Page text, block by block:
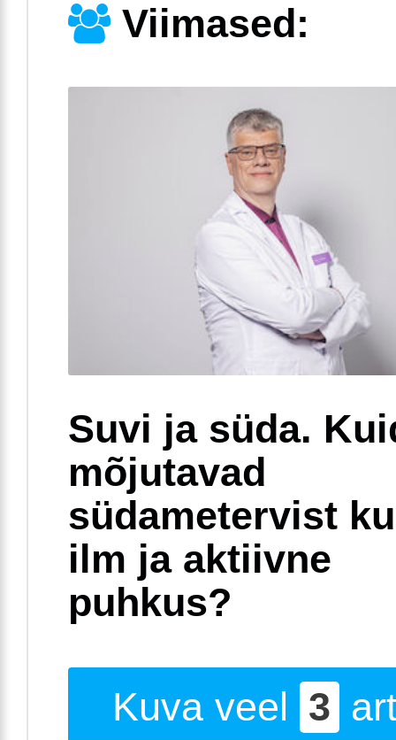
Viimased:
Suvi ja süda.
mõjutavad
südametervist
ilm ja aktiivne
puhkus?
Kuva veel 3